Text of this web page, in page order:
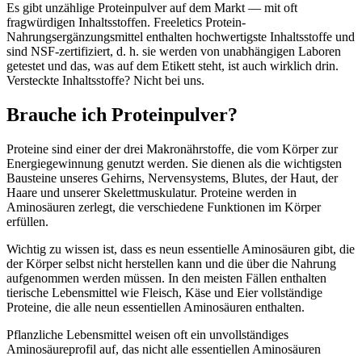
Es gibt unzählige Proteinpulver auf dem Markt — mit oft
fragwürdigen Inhaltsstoffen. Freeletics Protein-
Nahrungsergänzungsmittel enthalten hochwertigste Inhaltsstoffe und
sind NSF-zertifiziert, d. h. sie werden von unabhängigen Laboren
getestet und das, was auf dem Etikett steht, ist auch wirklich drin.
Versteckte Inhaltsstoffe? Nicht bei uns.
Brauche ich Proteinpulver?
Proteine sind einer der drei Makronährstoffe, die vom Körper zur
Energiegewinnung genutzt werden. Sie dienen als die wichtigsten
Bausteine unseres Gehirns, Nervensystems, Blutes, der Haut, der
Haare und unserer Skelettmuskulatur. Proteine werden in
Aminosäuren zerlegt, die verschiedene Funktionen im Körper
erfüllen.
Wichtig zu wissen ist, dass es neun essentielle Aminosäuren gibt, die
der Körper selbst nicht herstellen kann und die über die Nahrung
aufgenommen werden müssen. In den meisten Fällen enthalten
tierische Lebensmittel wie Fleisch, Käse und Eier vollständige
Proteine, die alle neun essentiellen Aminosäuren enthalten.
Pflanzliche Lebensmittel weisen oft ein unvollständiges
Aminosäureprofil auf, das nicht alle essentiellen Aminosäuren